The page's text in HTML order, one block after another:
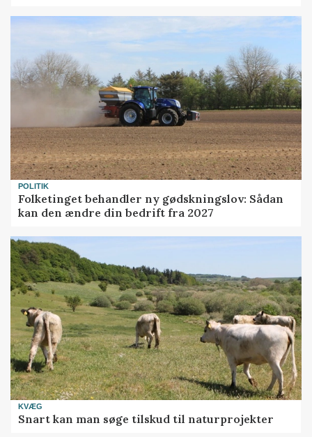
POLITIK
Folketinget behandler ny gødskningslov: Sådan
kan den ændre din bedrift fra 2027
KVÆG
Snart kan man søge tilskud til naturprojekter